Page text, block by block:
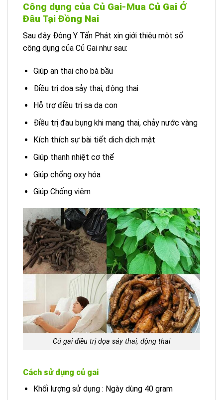
Công dụng của Củ Gai-Mua Củ Gai Ở
Đâu Tại Đồng Nai
Sau đây Đông Y Tấn Phát xin giới thiệu một số
công dụng của Củ Gai như sau:
Giúp an thai cho bà bầu
Điều trị dọa sảy thai, động thai
Hỗ trợ điều trị sa dạ con
Điều trị đau bụng khi mang thai, chảy nước vàng
Kích thích sự bài tiết dich dịch mật
Giúp thanh nhiệt cơ thể
Giúp chống oxy hóa
Giúp Chống viêm
Củ gai điều trị dọa sảy thai, động thai
Cách sử dụng củ gai
Khối lượng sử dụng : Ngày dùng 40 gram